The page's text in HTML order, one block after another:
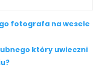
fotografa na wesele
który uwieczni